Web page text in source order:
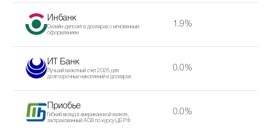
Инбанк
Онлайн-депозит в долларах с мгновенным
оформлением
1.9%
ИТ Банк
Лучший валютный счет 2026 для
долгосрочных накоплений в долларах
0.0%
Приобье
Гибкий вклад в американской валюте,
застрахованный АСВ по курсу ЦБ РФ
0.0%